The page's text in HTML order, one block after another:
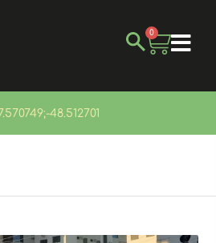
0
48.512701